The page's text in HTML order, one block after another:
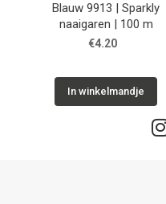
Blauw 9913 | Sparkly
naaigaren | 100 m
€4.20
In winkelmandje